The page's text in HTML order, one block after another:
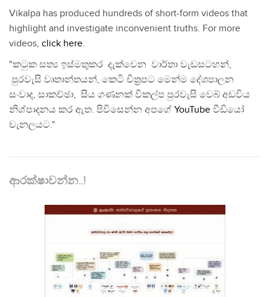
Vikalpa has produced hundreds of short-form videos that
highlight and investigate inconvenient truths. For more
videos, click here.
"කටුක සත්‍ය ඉස්මතුකර දැක්වෙන වාර්තා වැඩසටහන්,
පුරවැසි වෘතාන්තයන්, කෙටි චිත්‍රපට මෙන්ම දේශපාලන
සංවාද, සාකච්ඡා, සිය ගණනක් විකල්ප පුරවැසි වෙබ් අඩවිය
නිශ්පාදනය කර ඇත. පිවිසෙන්න අපගේ YouTube වීඩියෝ
චැනලයට."
ආරක්ෂාවන්න..!